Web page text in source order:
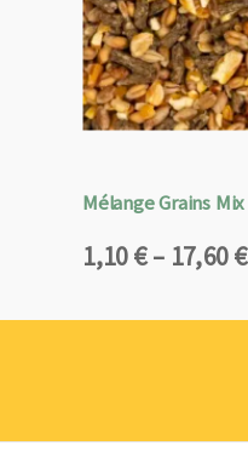
Mélange Grains Mix
1,10€– 17,60€
Plage
prix :